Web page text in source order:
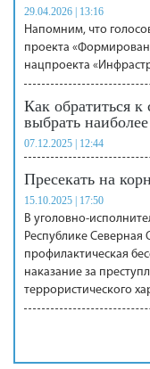
29.04.2026 | 13:16
Напомним, что
проекта
нацпроекта
Как обратиться
выбрать
07.12.2025 | 12:44
Пресекать на
15.10.2025 | 17:50
В уголовно-
Республике Северная
профилактическая
наказание за
террористического